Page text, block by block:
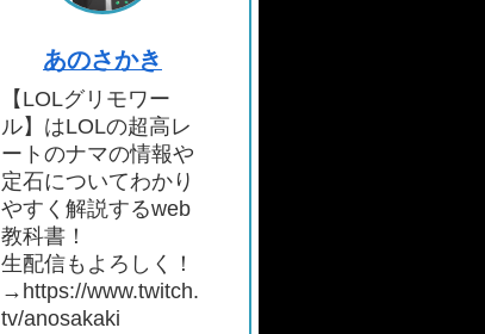
あのさかき
【LOLグリモワー
ル】はLOLの超高レ
ートのナマの情報や
定石についてわかり
やすく解説するweb
教科書！
生配信もよろしく！
→https://www.twitch.
tv/anosakaki